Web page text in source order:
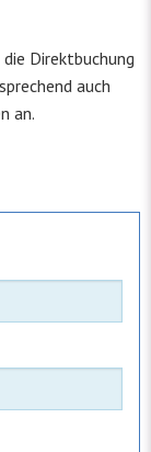
Direktbuchung
auch
an.